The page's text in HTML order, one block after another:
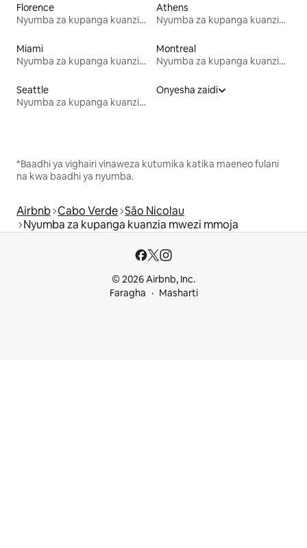
Florence
Nyumba za kupanga kuanzia mwezi mmoja
Athens
Nyumba za kupanga kuanzia mwezi mmoja
Miami
Nyumba za kupanga kuanzia mwezi mmoja
Montreal
Nyumba za kupanga kuanzia mwezi mmoja
Seattle
Nyumba za kupanga kuanzia mwezi mmoja
Onyesha zaidi
*Baadhi ya vighairi vinaweza kutumika katika maeneo fulani
na kwa baadhi ya nyumba.
Airbnb Cabo Verde São Nicolau
Nyumba za kupanga kuanzia mwezi mmoja
© 2026 Airbnb, Inc.
Faragha
Masharti